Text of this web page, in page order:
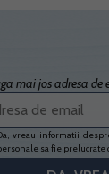
mai jos adresa
vreau informatii
sa fie prelucrate